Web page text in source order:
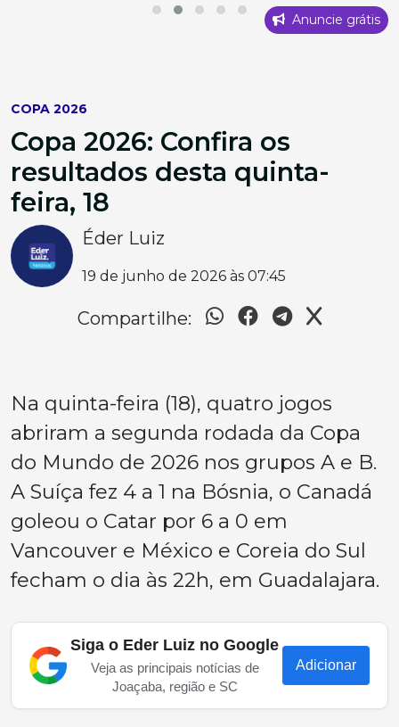
Anuncie grátis
COPA 2026
Copa 2026: Confira os
resultados desta quinta-
feira, 18
Éder Luiz
19 de junho de 2026 às 07:45
Compartilhe:
Na quinta-feira (18), quatro jogos
abriram a segunda rodada da Copa
do Mundo de 2026 nos grupos A e B.
A Suíça fez 4 a 1 na Bósnia, o Canadá
goleou o Catar por 6 a 0 em
Vancouver e México e Coreia do Sul
fecham o dia às 22h, em Guadalajara.
Siga o Eder Luiz no Google
Veja as principais notícias de
Joaçaba, região e SC
Adicionar